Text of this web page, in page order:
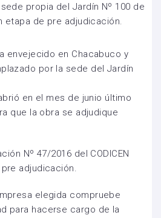
envejecido en Chacabuco y
por la sede del Jardín
en el mes de junio último
que la obra se adjudique
Nº 47/2016 del CODICEN
adjudicación.
elegida compruebe
para hacerse cargo de la